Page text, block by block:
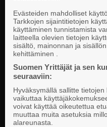
Valtakunnallista,
vaikuttamista pk-yrittäjien
Evästeiden mahdolliset
Tarkkojen sijaintitietojen
käyttäminen tunnistamista
laitteella olevien tietojen
sisältö, mainonnan ja
kehittäminen .
Suomen Yrittäjät ja sen
seuraaviin:
Hyväksymällä sallitte
vaikuttaa
voivat käyttää oikeutettua
muuttaa muita asetuksia
alareunasta.